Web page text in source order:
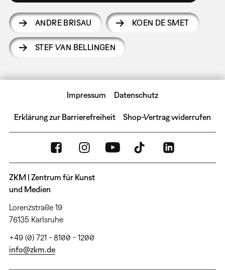
ANDRE BRISAU KOEN DE SMET
STEF VAN BELLINGEN
Impressum Datenschutz
Erklärung zur Barrierefreiheit Shop-Vertrag widerrufen
ZKM | Zentrum für Kunst
und Medien
Lorenzstraße 19
76135 Karlsruhe
+49 (0) 721 - 8100 - 1200
info@zkm.de